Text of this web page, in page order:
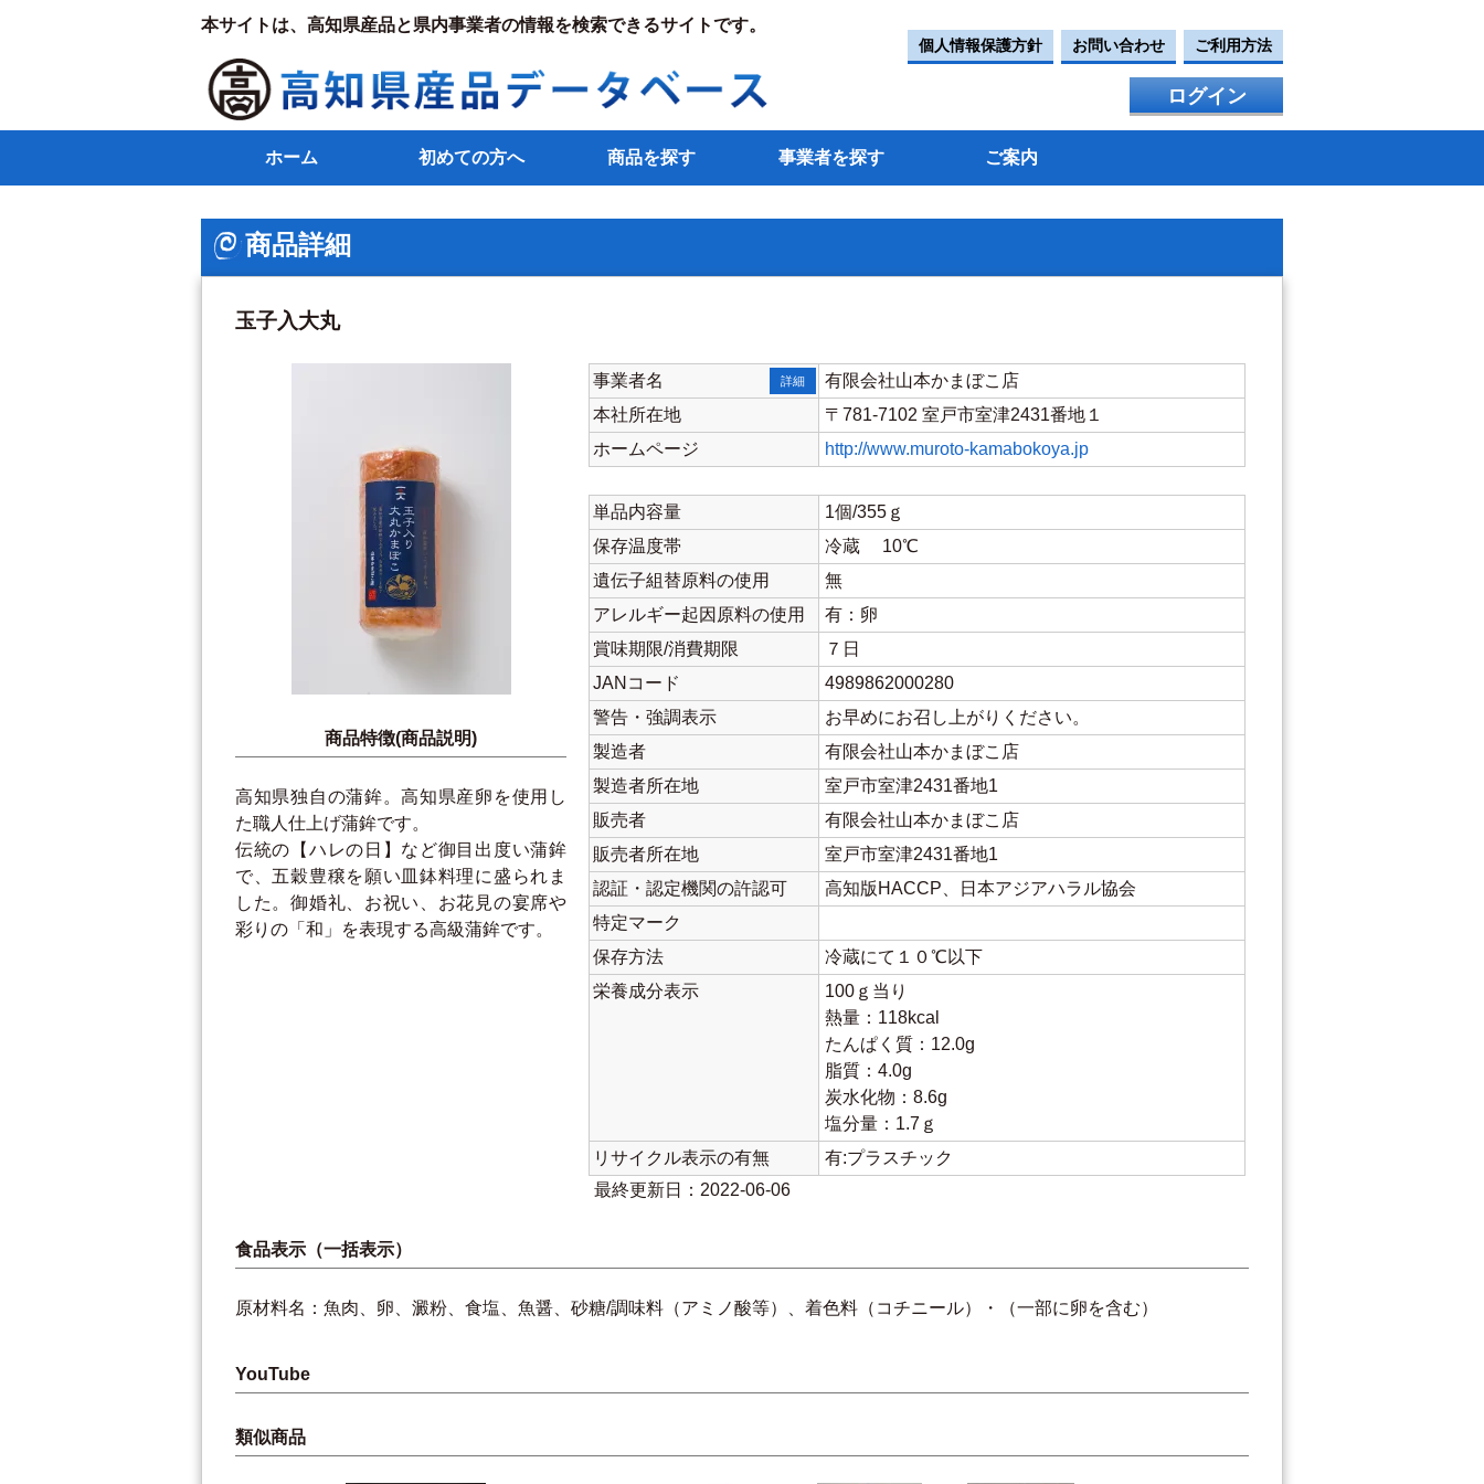
本サイトは、高知県産品と県内事業者の情報を検索できるサイトです。
個人情報保護方針 お問い合わせ ご利用方法
ログイン
ホーム 初めての方へ 商品を探す 事業者を探す ご案内
商品詳細
玉子入大丸
商品特徴(商品説明)
高知県独自の蒲鉾。高知県産卵を使用し
た職人仕上げ蒲鉾です。
伝統の【ハレの日】など御目出度い蒲鉾
で、五穀豊穣を願い皿鉢料理に盛られま
した。御婚礼、お祝い、お花見の宴席や
彩りの「和」を表現する高級蒲鉾です。
事業者名 詳細
有限会社山本かまぼこ店
本社所在地
〒781-7102 室戸市室津2431番地１
ホームページ
http://www.muroto-kamabokoya.jp
単品内容量
1個/355ｇ
保存温度帯
冷蔵 10℃
遺伝子組替原料の使用
無
アレルギー起因原料の使用
有：卵
賞味期限/消費期限
７日
JANコード
4989862000280
警告・強調表示
お早めにお召し上がりください。
製造者
有限会社山本かまぼこ店
製造者所在地
室戸市室津2431番地1
販売者
有限会社山本かまぼこ店
販売者所在地
室戸市室津2431番地1
認証・認定機関の許認可
高知版HACCP、日本アジアハラル協会
特定マーク
保存方法
冷蔵にて１０℃以下
栄養成分表示
100ｇ当り
熱量：118kcal
たんぱく質：12.0g
脂質：4.0g
炭水化物：8.6g
塩分量：1.7ｇ
リサイクル表示の有無
有:プラスチック
最終更新日：2022-06-06
食品表示（一括表示）
原材料名：魚肉、卵、澱粉、食塩、魚醤、砂糖/調味料（アミノ酸等）、着色料（コチニール）・（一部に卵を含む）
YouTube
類似商品